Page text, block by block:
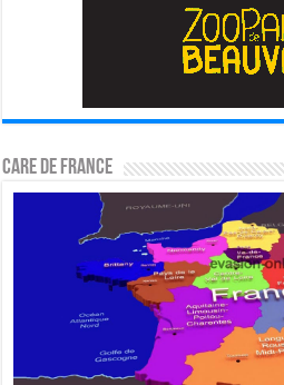
CARE DE FRANCE